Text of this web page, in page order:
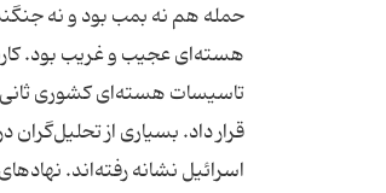
حمله هم نه بمب بود و نه
هسته‌ای عجیب و غریب بود.
قرار داد. بسیاری از